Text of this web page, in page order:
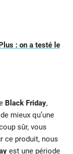
: on a testé le
Black Friday,
mieux qu’une
sûr, vous
ce produit, nous
est une période